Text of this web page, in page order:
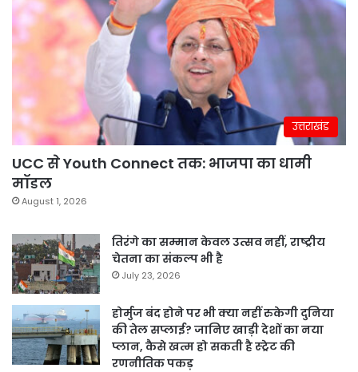
उत्तराखंड
UCC से Youth Connect तक: भाजपा का धामी
मॉडल
August 1, 2026
तिरंगे का सम्मान केवल उत्सव नहीं, राष्ट्रीय
चेतना का संकल्प भी है
July 23, 2026
होर्मुज बंद होने पर भी क्या नहीं रुकेगी दुनिया
की तेल सप्लाई? जानिए खाड़ी देशों का नया
प्लान, कैसे खत्म हो सकती है स्ट्रेट की
रणनीतिक पकड़